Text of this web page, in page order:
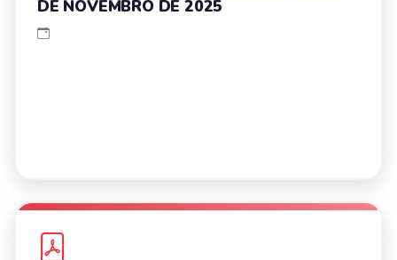
DE NOVEMBRO DE 2025